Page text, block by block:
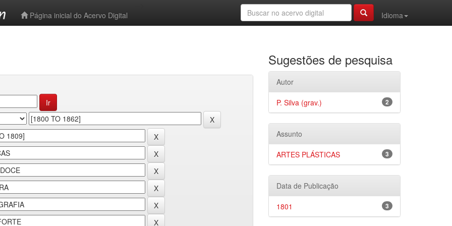
Página inicial do Acervo Digital
Idioma
Sugestões de pesquisa
Autor
2
P. Silva (grav.)
Assunto
3
ARTES PLÁSTICAS
Data de Publicação
3
1801